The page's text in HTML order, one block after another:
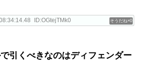
0
ID:OGtejTMk0
引くべきなのはディフェンダー